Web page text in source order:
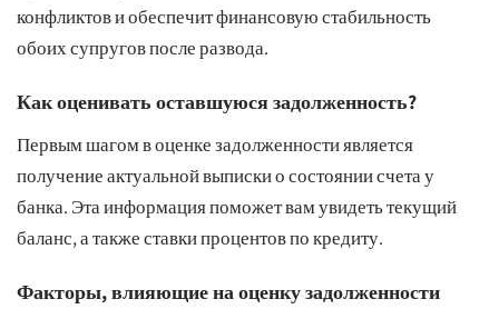
конфликтов и обеспечит финансовую стабильность
обоих супругов после развода.
Как оценивать оставшуюся задолженность?
Первым шагом в оценке задолженности является
получение актуальной выписки о состоянии счета у
банка. Эта информация поможет вам увидеть текущий
баланс, а также ставки процентов по кредиту.
Факторы, влияющие на оценку задолженности